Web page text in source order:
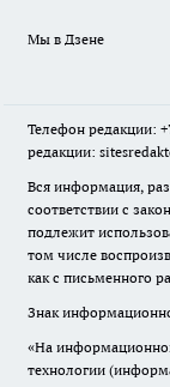
Мы в Дзене
Телефон редакции:
редакции:
Вся информация,
соответствии с
подлежит
том числе
как с письменного
Знак
«На
технологии